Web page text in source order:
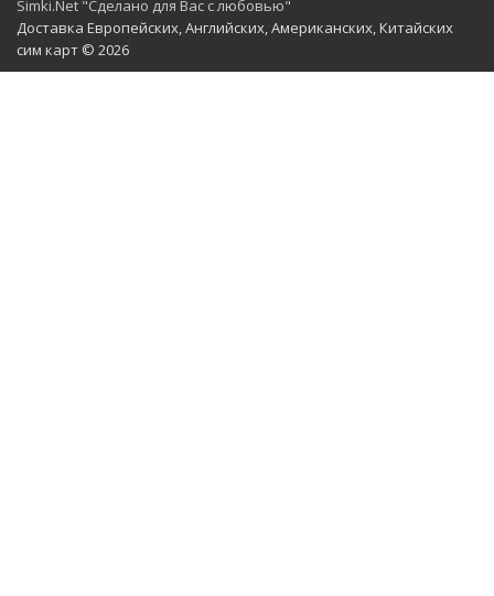
Simki.Net "Сделано для Вас с любовью"
Доставка Европейских, Английских, Американских, Китайских
сим карт © 2026